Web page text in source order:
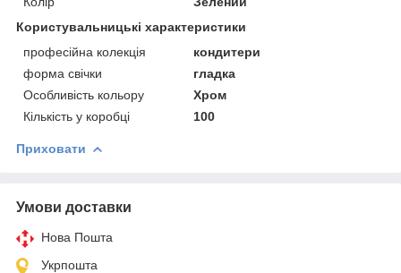
Користувальницькі характеристики
професійна колекція
кондитери
форма свічки
гладка
Особливість кольору
Хром
Кількість у коробці
100
Приховати
Умови доставки
Нова Пошта
Укрпошта